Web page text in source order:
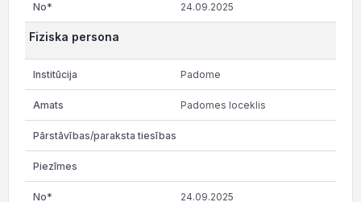
24.09.2025
Fiziska persona
Padome
Padomes loceklis
24.09.2025